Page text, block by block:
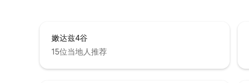
嫩达兹4谷
15位当地人推荐